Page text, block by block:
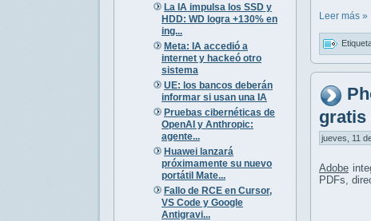
La IA impulsa los SSD y
HDD: WD logra +130% en
ing...
Meta: IA accedió a
internet y hackeó otro
sistema
UE: los bancos deberán
informar si usan una IA
Pruebas cibernéticas de
OpenAI y Anthropic:
agente...
Huawei lanzará
próximamente su nuevo
portátil Mate...
Fallo de RCE en Cursor,
VS Code y Google
Antigravi...
Leer más »
gratis
jueves, 11
Adobe
PDFs,